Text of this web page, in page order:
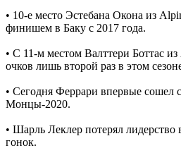
• 10-е место Эстебана Окона из
финишем в Баку с 2017 года.
• С 11-м местом Валттери Боттас
очков лишь второй раз в этом
• Сегодня Феррари впервые сошел
Монцы-2020.
• Шарль Леклер потерял лидерство
гонок.